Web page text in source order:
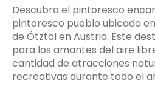
Descubra el pintoresco
pintoresco pueblo ubicado
de Ötztal en Austria. Este
para los amantes del aire
cantidad de atracciones
recreativas durante todo el